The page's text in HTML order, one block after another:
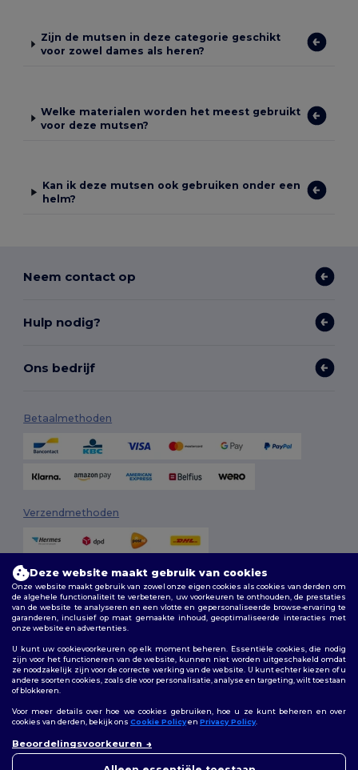
Zijn de mutsen in deze categorie geschikt
voor zowel dames als heren?
Welke materialen worden het meest gebruikt
voor deze mutsen?
Kan ik deze mutsen ook gebruiken onder een
helm?
Neem contact op
Hulp nodig?
Ons bedrijf
Betaalmethoden
Verzendmethoden
Algemene voorwaarden |Aanpassingsbeleid |Privacybeleid |
Cookiebeleid| Sitemap
Volg ons
Bruxelles|Anvers|Mortsel|Malines|Lierre|Turnhout|Geel|
Deze website maakt gebruik van cookies
Onze website maakt gebruik van zowel onze eigen cookies als cookies van derden om
de algehele functionaliteit te verbeteren, uw voorkeuren te onthouden, de prestaties
van de website te analyseren en een vlotte en gepersonaliseerde browse-ervaring te
garanderen, inclusief op maat gemaakte inhoud, geoptimaliseerde interacties met
onze website en advertenties.
U kunt uw cookievoorkeuren op elk moment beheren. Essentiële cookies, die nodig
zijn voor het functioneren van de website, kunnen niet worden uitgeschakeld omdat
ze noodzakelijk zijn voor de correcte werking van de website. U kunt echter kiezen of u
andere soorten cookies, zoals die voor personalisatie, analyse en targeting, wilt toestaan
of blokkeren.
Voor meer details over hoe we cookies gebruiken, hoe u ze kunt beheren en over
cookies van derden, bekijk ons Cookie Policyen Privacy Policy.
Beoordelingsvoorkeuren